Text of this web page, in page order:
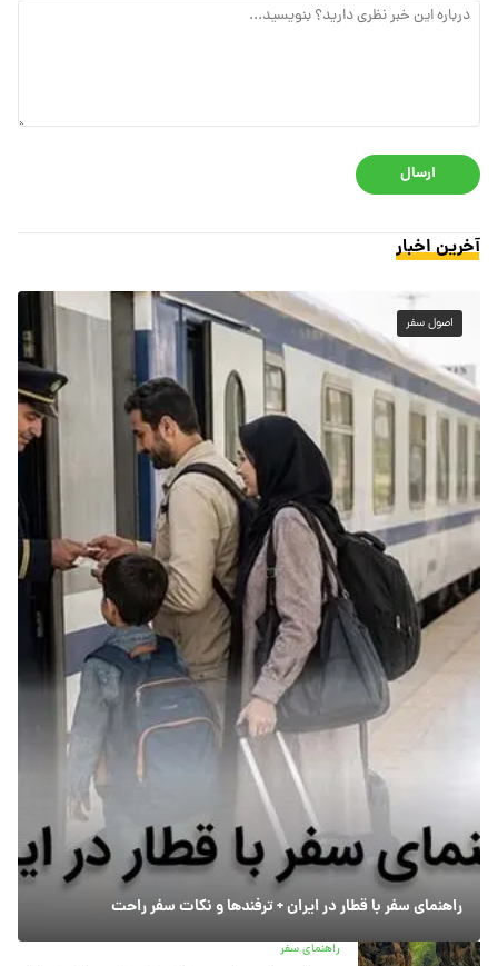
ارسال
آخرین اخبار
اصول سفر
راهنمای سفر با قطار در ایران + ترفندها و نکات سفر راحت
راهنمای سفر